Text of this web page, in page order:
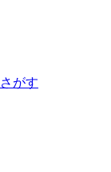
がす